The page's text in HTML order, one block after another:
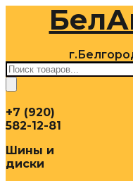
содержимому
Поиск
товаров
+7 (920)
582-12-81
Шины и
диски